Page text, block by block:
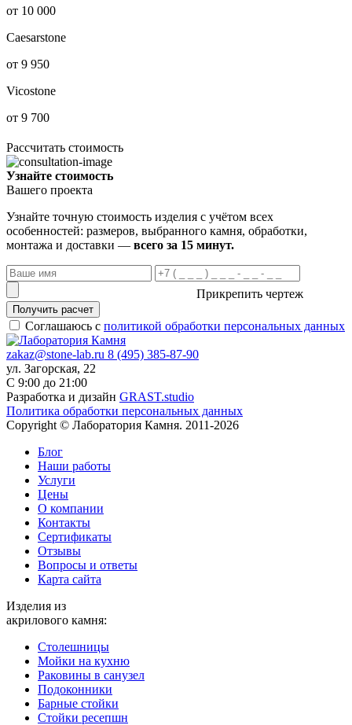
от 10 000
Caesarstone
от 9 950
Vicostone
от 9 700
Рассчитать стоимость
Узнайте стоимость
Вашего проекта
Узнайте точную стоимость изделия с учётом всех
особенностей: размеров, выбранного камня, обработки,
монтажа и доставки — всего за 15 минут.
Прикрепить чертеж
Получить расчет
Соглашаюсь с политикой обработки персональных данных
zakaz@stone-lab.ru 8 (495) 385-87-90
ул. Загорская, 22
С 9:00 до 21:00
Разработка и дизайн GRAST.studio
Политика обработки персональных данных
Copyright © Лаборатория Камня. 2011-2026
Блог
Наши работы
Услуги
Цены
О компании
Контакты
Cертификаты
Отзывы
Вопросы и ответы
Карта сайта
Изделия из
акрилового камня:
Столешницы
Мойки на кухню
Раковины в санузел
Подоконники
Барные стойки
Стойки ресепшн